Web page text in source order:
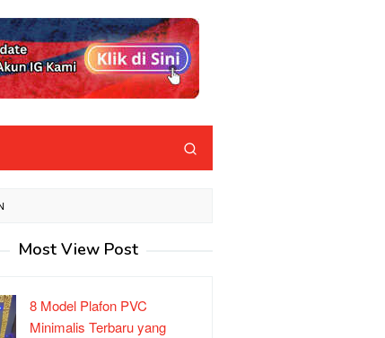
Most View Post
8 Model Plafon PVC
Minimalis Terbaru yang